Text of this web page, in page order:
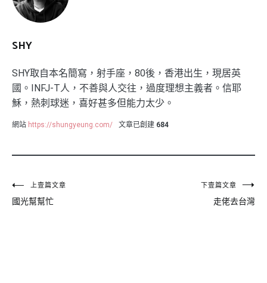
SHY
SHY取自本名簡寫，射手座，80後，香港出生，現居英
國。INFJ-T人，不善與人交往，過度理想主義者。信耶
穌，熱刺球迷，喜好甚多但能力太少。
網站 https://shungyeung.com/ 文章已創建 684
文
章
上壹篇文章
國光幫幫忙
下壹篇文章
走佬去台灣